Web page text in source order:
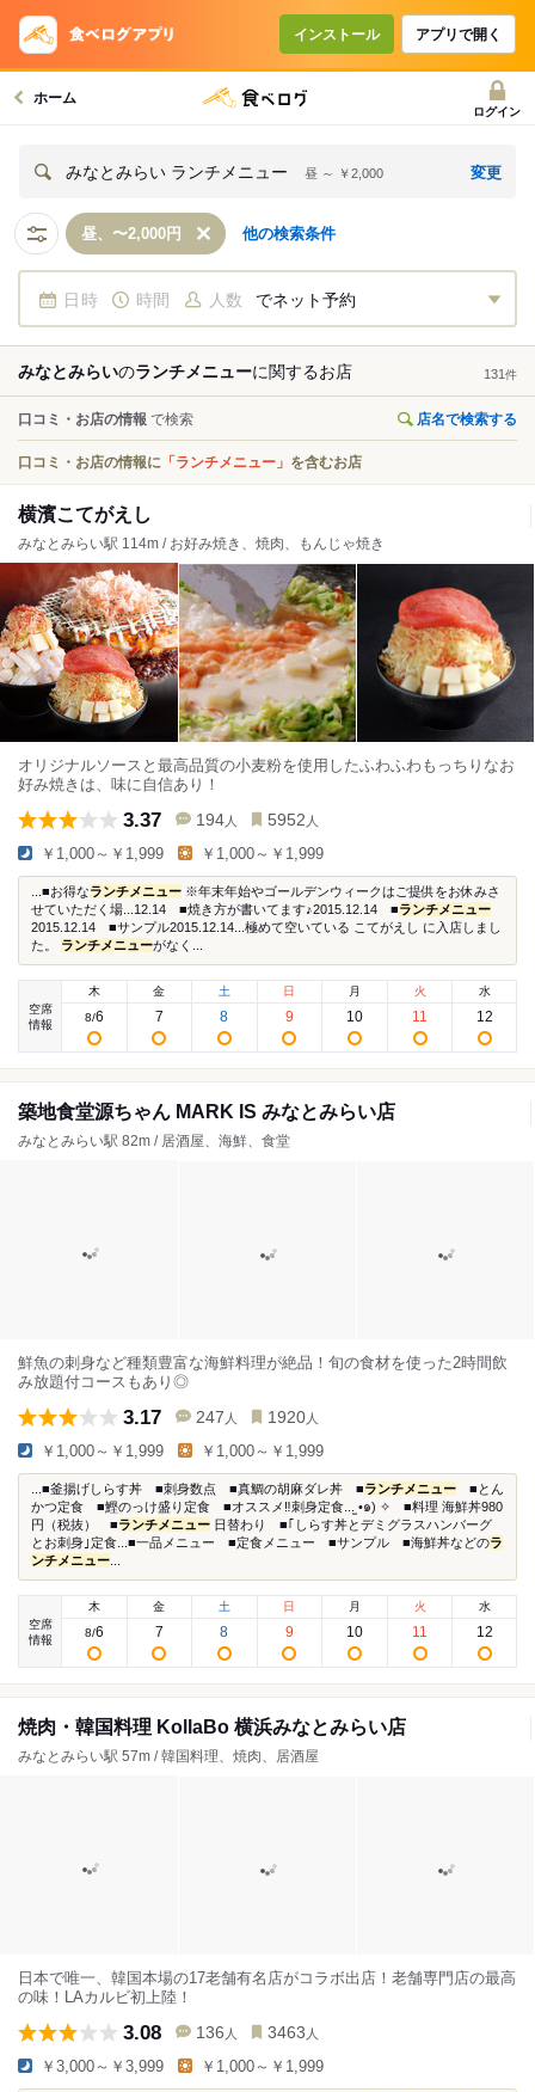
インストール アプリで開く
ホーム
ログイン
みなとみらい ランチメニュー 昼 ～ ￥2,000 変更
昼、〜2,000円 他の検索条件
日時 時間 人数 でネット予約
みなとみらいのランチメニューに関するお店 131 件
口コミ・お店の情報 で検索 店名で検索する
口コミ・お店の情報に 「ランチメニュー」 を含むお店
横濱こてがえし
みなとみらい駅 114m / お好み焼き、焼肉、もんじゃ焼き
オリジナルソースと最高品質の小麦粉を使用したふわふわもっちりなお
好み焼きは、味に自信あり！
3.37 194 人 5952 人
￥1,000～￥1,999 ￥1,000～￥1,999
...■お得なランチメニュー ※年末年始やゴールデンウィークはご提供をお休みさ
せていただく場...12.14 ■焼き方が書いてます♪2015.12.14 ■ランチメニュー
2015.12.14 ■サンプル2015.12.14...極めて空いている こてがえし に入店しまし
た。 ランチメニューがなく...
空席
情報
木
8/6
金
7
土
8
日
9
月
10
火
11
水
12
築地食堂源ちゃん MARK IS みなとみらい店
みなとみらい駅 82m / 居酒屋、海鮮、食堂
鮮魚の刺身など種類豊富な海鮮料理が絶品！旬の食材を使った2時間飲
み放題付コースもあり◎
3.17 247 人 1920 人
￥1,000～￥1,999 ￥1,000～￥1,999
...■釜揚げしらす丼 ■刺身数点 ■真鯛の胡麻ダレ丼 ■ランチメニュー ■とん
かつ定食 ■鰹のっけ盛り定食 ■オススメ‼︎刺身定食...̫ •๑) ✧ ■料理 海鮮丼980
円（税抜） ■ランチメニュー 日替わり ■｢しらす丼とデミグラスハンバーグ
とお刺身｣定食...■一品メニュー ■定食メニュー ■サンプル ■海鮮丼などのラ
ンチメニュー
空席
情報
木
8/6
金
7
土
8
日
9
月
10
火
11
水
12
焼肉・韓国料理 KollaBo 横浜みなとみらい店
みなとみらい駅 57m / 韓国料理、焼肉、居酒屋
日本で唯一、韓国本場の17老舗有名店がコラボ出店！老舗専門店の最高
の味！LAカルビ初上陸！
3.08 136 人 3463 人
￥3,000～￥3,999 ￥1,000～￥1,999